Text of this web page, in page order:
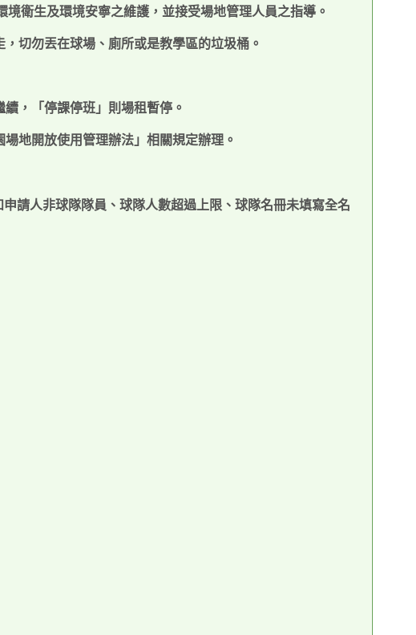
衛生及環境安寧之維護，並接受場地管理人員之指導。
切勿丟在球場、廁所或是教學區的垃圾桶。
，「停課停班」則場租暫停。
地開放使用管理辦法」相關規定辦理。
申請人非球隊隊員、球隊人數超過上限、球隊名冊未填寫全名